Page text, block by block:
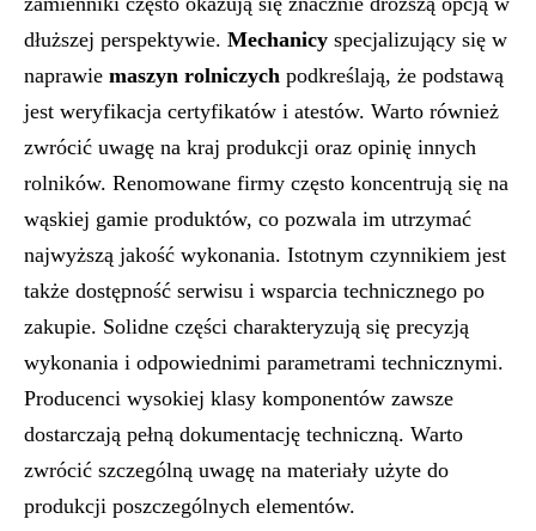
dłuższej perspektywie. Mechanicy specjalizujący się w
naprawie maszyn rolniczych podkreślają, że podstawą
jest weryfikacja certyfikatów i atestów. Warto również
zwrócić uwagę na kraj produkcji oraz opinię innych
rolników. Renomowane firmy często koncentrują się na
wąskiej gamie produktów, co pozwala im utrzymać
najwyższą jakość wykonania. Istotnym czynnikiem jest
także dostępność serwisu i wsparcia technicznego po
zakupie. Solidne części charakteryzują się precyzją
wykonania i odpowiednimi parametrami technicznymi.
Producenci wysokiej klasy komponentów zawsze
dostarczają pełną dokumentację techniczną. Warto
zwrócić szczególną uwagę na materiały użyte do
produkcji poszczególnych elementów.